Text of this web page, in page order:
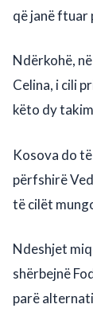
që janë ftuar
Ndërkohë,
Celina, i cili
këto dy
Kosova do
përfshirë
të cilët
Ndeshjet
shërbejnë
parë